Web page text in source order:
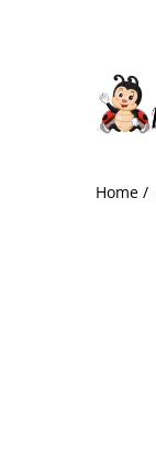
ConstrucțiiHome /